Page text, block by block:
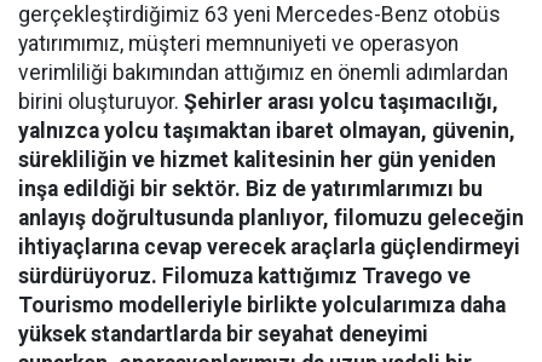
gerçekleştirdiğimiz 63 yeni Mercedes-Benz otobüs
yatırımımız, müşteri memnuniyeti ve operasyon
verimliliği bakımından attığımız en önemli adımlardan
birini oluşturuyor. Şehirler arası yolcu taşımacılığı,
yalnızca yolcu taşımaktan ibaret olmayan, güvenin,
sürekliliğin ve hizmet kalitesinin her gün yeniden
inşa edildiği bir sektör. Biz de yatırımlarımızı bu
anlayış doğrultusunda planlıyor, filomuzu geleceğin
ihtiyaçlarına cevap verecek araçlarla güçlendirmeyi
sürdürüyoruz. Filomuza kattığımız Travego ve
Tourismo modelleriyle birlikte yolcularımıza daha
yüksek standartlarda bir seyahat deneyimi